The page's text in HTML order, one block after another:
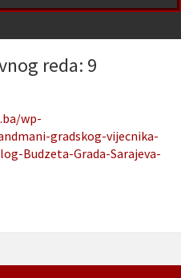
reda: 9
wp-
gradskog-vijecnika-
Budzeta-Grada-Sarajeva-